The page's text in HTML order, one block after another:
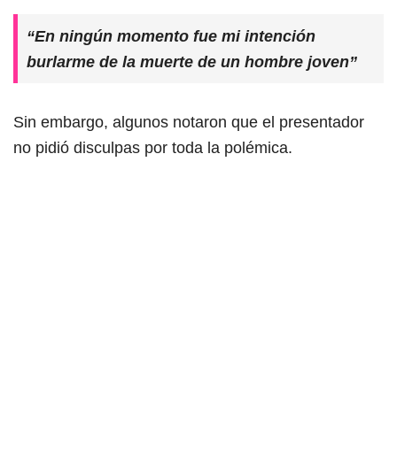
“En ningún momento fue mi intención
burlarme de la muerte de un hombre joven”
Sin embargo, algunos notaron que el presentador
no pidió disculpas por toda la polémica.